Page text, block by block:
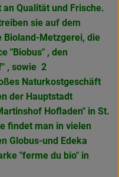
Qualität und Frische.
sie auf dem
Bioland-Metzgerei, die
"Biobus" , den
, sowie 2
Naturkostgeschäft
der Hauptstadt
Hofladen" in St.
findet man in vielen
Globus-und Edeka
"ferme du bio" in